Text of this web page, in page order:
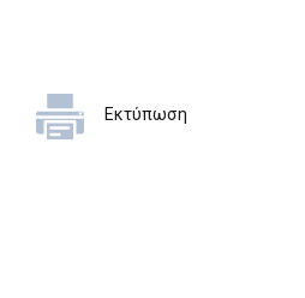
Εκτύπωση